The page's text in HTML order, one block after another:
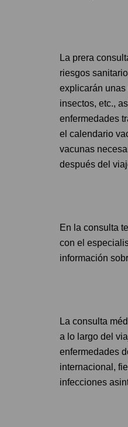
La prera
riesgos
explicarán unas
insectos, etc.,
enfermedades
el calendario
vacunas
después del
En la consulta
con el
información
La consulta
a lo largo del
enfermedades
internacional,
infecciones